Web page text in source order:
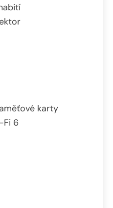
karty
Fi 6